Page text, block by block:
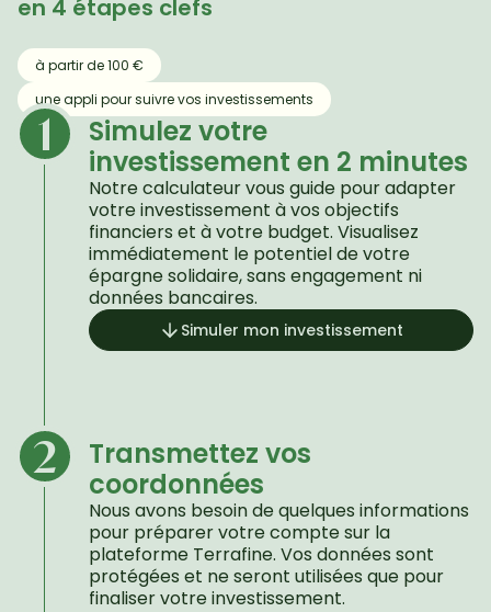
en 4 étapes clefs
à partir de 100 €
une appli pour suivre vos investissements
1
Simulez votre
investissement en 2 minutes
Notre calculateur vous guide pour adapter
votre investissement à vos objectifs
financiers et à votre budget. Visualisez
immédiatement le potentiel de votre
épargne solidaire, sans engagement ni
données bancaires.
Simuler mon investissement
2
Transmettez vos
coordonnées
Nous avons besoin de quelques informations
pour préparer votre compte sur la
plateforme Terrafine. Vos données sont
protégées et ne seront utilisées que pour
finaliser votre investissement.